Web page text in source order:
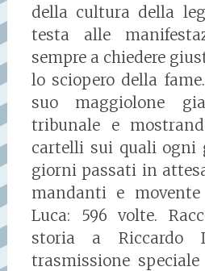
della cultura della
testa alle
sempre a chiedere
lo sciopero della
suo maggiolone
tribunale e
cartelli sui quali ogni
giorni passati in
mandanti e
Luca: 596 volte.
storia a Riccardo
trasmissione